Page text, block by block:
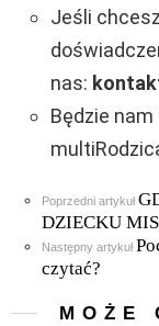
Jeśli
nas:
Będzie
Zobacz
więcej
Poprzedni artykuł
DZIECKU
Następny artykuł
czytać?
MOŻE